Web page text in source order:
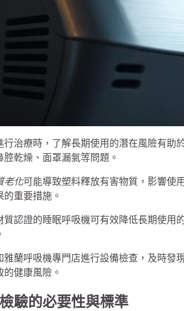
行治療時，了解長期使用的潛在風險有
乾燥、面罩漏氣等問題。
老化可能導致塑料釋放有害物質，影響使
重要措施。
質認證的睡眠呼吸機可有效降低長期使用
雅蘭呼吸機專門店進行設備檢查，及時發
健康風險。
驗的必要性與標準